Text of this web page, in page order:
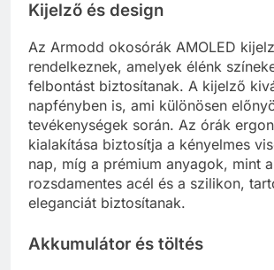
Kijelző és design
Az Armodd okosórák AMOLED
rendelkeznek, amelyek élénk
felbontást biztosítanak. A kijelző
napfényben is, ami különösen
tevékenységek során. Az órák
kialakítása biztosítja a kényelmes
nap, míg a prémium anyagok, mint a
rozsdamentes acél és a szilikon,
eleganciát biztosítanak.
Akkumulátor és töltés